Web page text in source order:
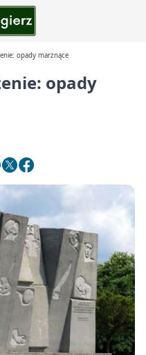
opady marznące
opady